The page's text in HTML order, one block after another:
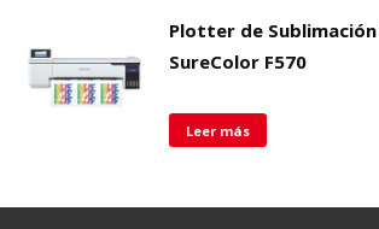
Plotter de Sublimación
SureColor F570
Leer más